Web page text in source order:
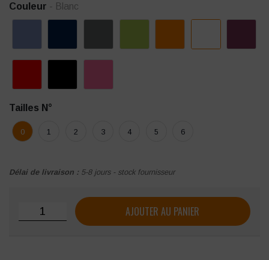
Couleur - Blanc
Tailles N°
0 1 2 3 4 5 6
Délai de livraison : 5-8 jours - stock fournisseur
quantité de Veste de cuisine SNV Cookie
AJOUTER AU PANIER